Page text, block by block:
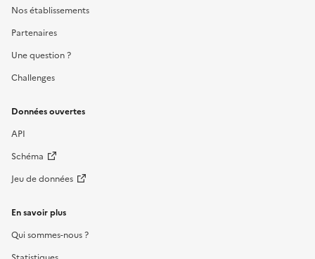
Nos établissements
Partenaires
Une question ?
Challenges
Données ouvertes
API
Schéma
Jeu de données
En savoir plus
Qui sommes-nous ?